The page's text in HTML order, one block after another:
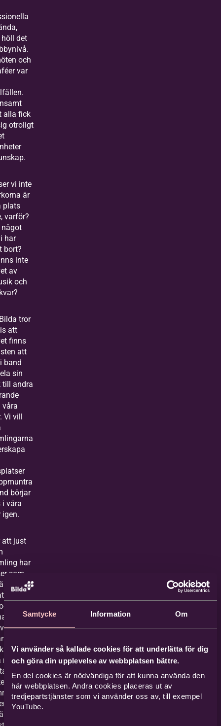
Samtycke Information Om
Vi använder så kallade cookies för att underlätta för dig
och göra din upplevelse av webbplatsen bättre.
En del cookies är nödvändiga för att kunna använda den
här webbplatsen. Andra cookies placeras ut av
tredjepartstjänster som vi använder oss av, till exempel
YouTube.
det
och
var
alla fick
otroligt
vi inte
är
plats
varför?
något
har
bort?
inte
av
och
tror
att
finns
att
band
sin
till andra
våra
Vi vill
börjar
i våra
igen.
att just
har
som
spela i
att
ut och
Vi
musiker
andra
i sitt
i